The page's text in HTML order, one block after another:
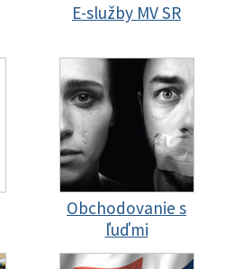
E-služby MV SR
Obchodovanie s
ľuďmi